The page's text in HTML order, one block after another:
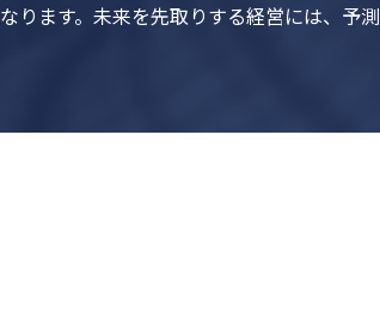
ります。未来を先取りする経営には、予測